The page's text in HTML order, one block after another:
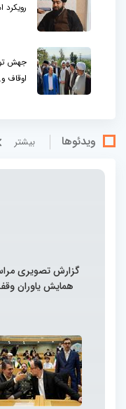
جهش
اوقاف
ویدئوها بيشتر
گزارش تصویری
همایش یاوران